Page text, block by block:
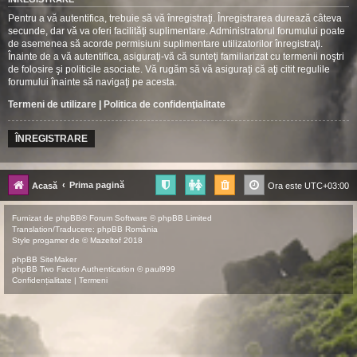
Pentru a vă autentifica, trebuie să vă înregistraţi. Înregistrarea durează câteva
secunde, dar vă va oferi facilităţi suplimentare. Administratorul forumului poate
de asemenea să acorde permisiuni suplimentare utilizatorilor înregistraţi.
Înainte de a vă autentifica, asiguraţi-vă că sunteţi familiarizat cu termenii noştri
de folosire şi politicile asociate. Vă rugăm să vă asiguraţi că aţi citit regulile
forumului înainte să navigaţi pe acesta.
Termeni de utilizare | Politica de confidenţialitate
ÎNREGISTRARE
Acasă Prima pagină Ora este UTC+03:00
Furnizat de phpBB® Forum Software © phpBB Limited
Translation/Traducere: phpBB România
Style progamer de © Mazeltof 2018
phpBB SiteMaker
phpBB Two Factor Authentication © paul999
Confidențialitate | Termeni